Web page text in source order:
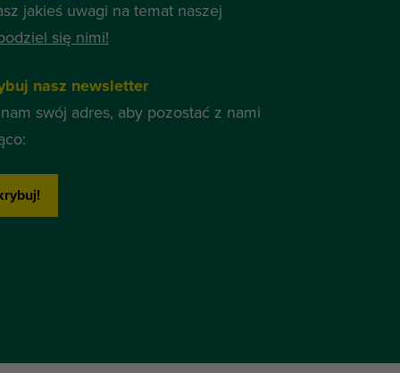
jakieś uwagi na temat naszej
się nimi!
nasz newsletter
swój adres, aby pozostać z nami